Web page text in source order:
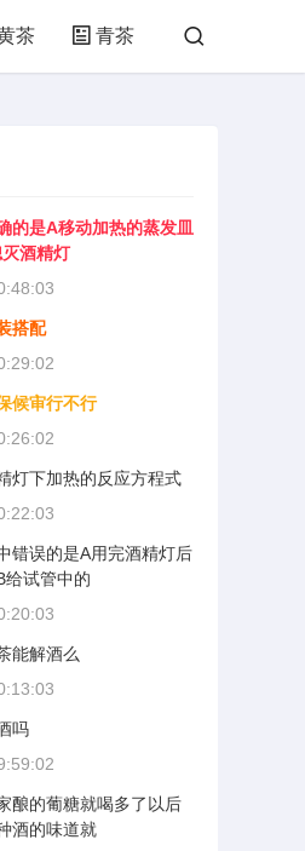
茶 青茶
的是A移动加热的蒸发皿
酒精灯
搭配
候审行不行
灯下加热的反应方程式
错误的是A用完酒精灯后
给试管中的
能解酒么
吗
酿的葡糖就喝多了以后
酒的味道就